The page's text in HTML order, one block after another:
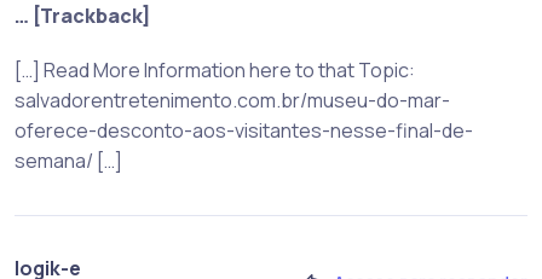
… [Trackback]
[…] Read More Information here to that Topic:
salvadorentretenimento.com.br/museu-do-mar-
oferece-desconto-aos-visitantes-nesse-final-de-
semana/ […]
logik-e